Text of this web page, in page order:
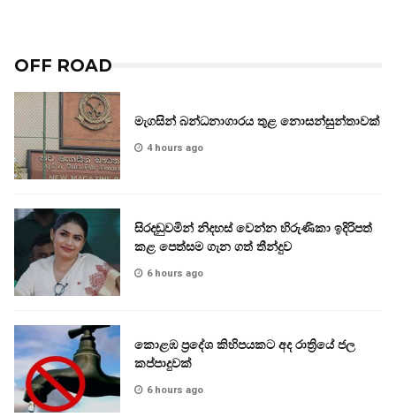
OFF ROAD
මැගසින් බන්ධනාගාරය තුළ නොසන්සුන්තාවක්
4 hours ago
සිරදඬුවමින් නිදහස් වෙන්න හිරුණිකා ඉදිරිපත්
කළ පෙත්සම ගැන ගත් තීන්දුව
6 hours ago
කොළඹ ප්‍රදේශ කිහිපයකට අද රාත්‍රියේ ජල
කප්පාදුවක්
6 hours ago